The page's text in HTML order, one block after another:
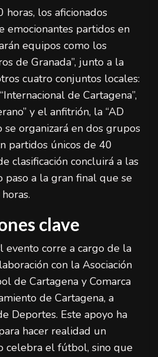
los aficionados
emocionantes partidos en
equipos como los
de Granada”, junto a la
cuatro conjuntos locales:
de Cartagena”,
y el anfitrión, la “AD
se organizará en dos grupos
partidos únicos de 40
clasificación concluirá a las
paso a la gran final que se
clave
evento corre a cargo de la
con la Asociación
de Cartagena y Comarca
de Cartagena, a
Deportes. Este apoyo ha
hacer realidad un
celebra el fútbol, sino que